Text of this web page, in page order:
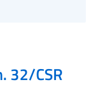
32/CSR